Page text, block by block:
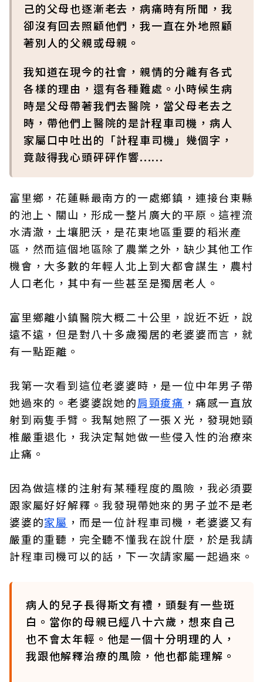
己的父母也逐漸老去，病痛時有所聞，我
卻沒有回去照顧他們，我一直在外地照顧
著別人的父親或母親。
我知道在現今的社會，親情的分離有各式
各樣的理由，還有各種難處。小時候生病
時是父母帶著我們去醫院，當父母老去之
時，帶他們上醫院的是計程車司機，病人
家屬口中吐出的「計程車司機」幾個字，
竟敲得我心頭砰砰作響......
富里鄉，花蓮縣最南方的一處鄉鎮，連接台東縣
的池上、關山，形成一整片廣大的平原。這裡流
水清澈，土壤肥沃，是花東地區重要的稻米產
區，然而這個地區除了農業之外，缺少其他工作
機會，大多數的年輕人北上到大都會謀生，農村
人口老化，其中有一些甚至是獨居老人。
富里鄉離小鎮醫院大概二十公里，說近不近，說
遠不遠，但是對八十多歲獨居的老婆婆而言，就
有一點距離。
我第一次看到這位老婆婆時，是一位中年男子帶
她過來的。老婆婆說她的肩頸痠痛 ，痛感一直放
射到兩隻手臂。我幫她照了一張Ｘ光，發現她頸
椎嚴重退化，我決定幫她做一些侵入性的治療來
止痛。
因為做這樣的注射有某種程度的風險，我必須要
跟家屬好好解釋。我發現帶她來的男子並不是老
婆婆的家屬 ，而是一位計程車司機，老婆婆又有
嚴重的重聽，完全聽不懂我在說什麼，於是我請
計程車司機可以的話，下一次請家屬一起過來。
病人的兒子長得斯文有禮，頭髮有一些斑
白。當你的母親已經八十六歲，想來自己
也不會太年輕。他是一個十分明理的人，
我跟他解釋治療的風險，他也都能理解。